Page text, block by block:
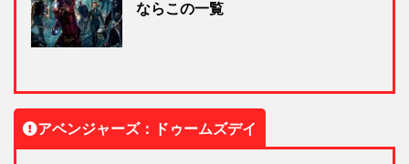
ならこの一覧
アベンジャーズ：ドゥームズデイ